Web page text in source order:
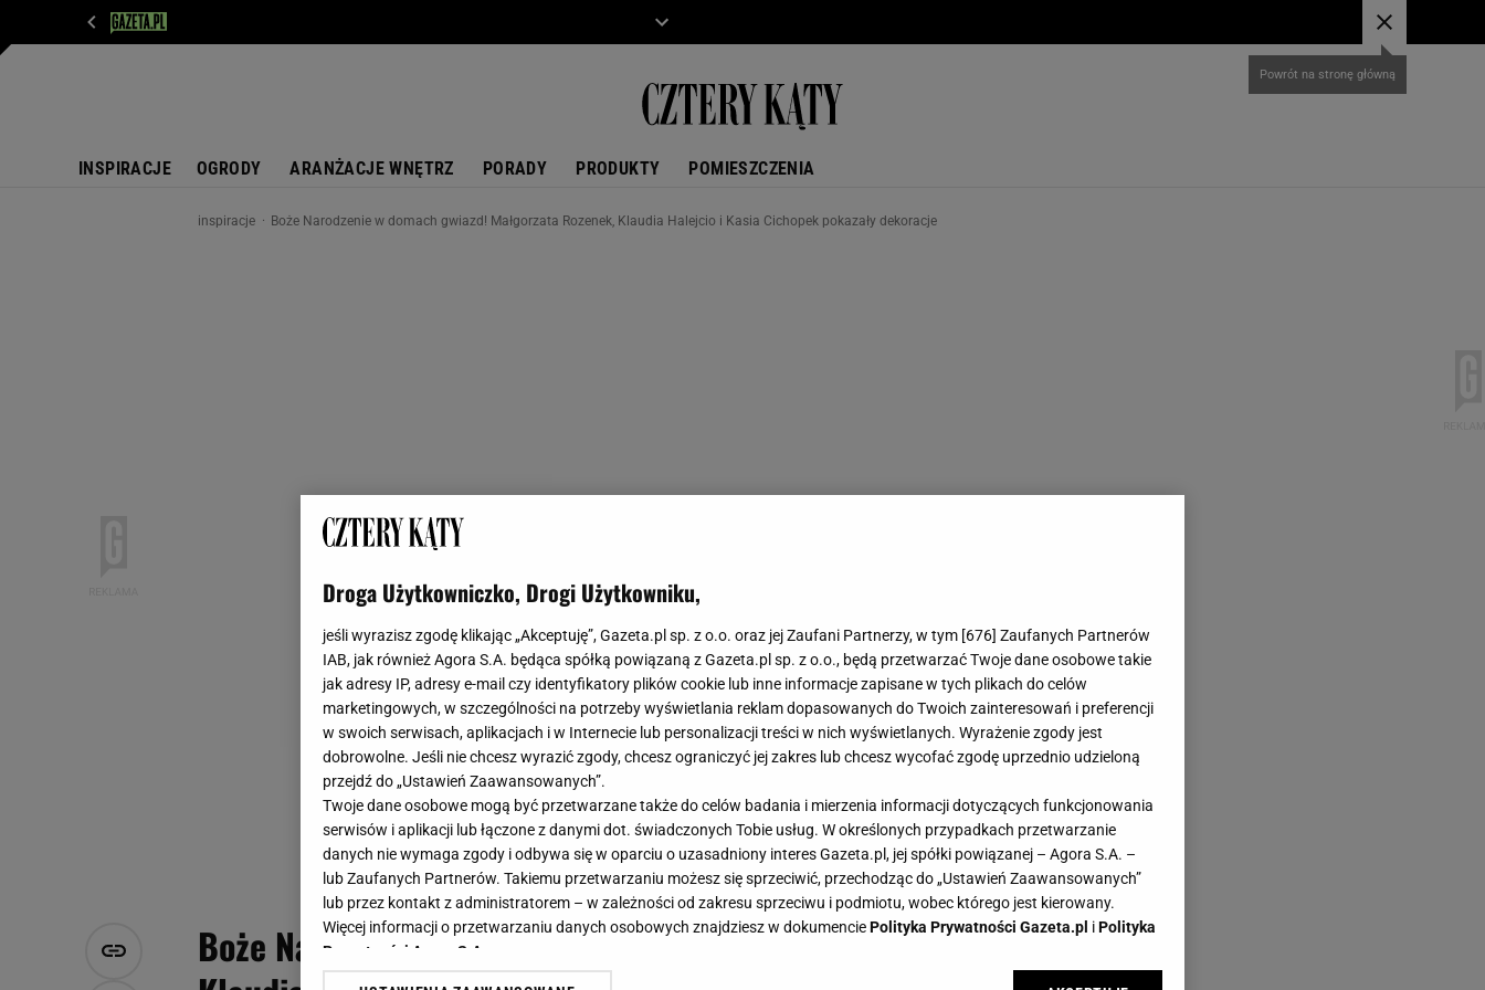
INSPIRACJE OGRODY ARANŻACJE WNĘTRZ PORADY PRODUKTY POMIESZCZENIA
inspiracje Boże Narodzenie w domach gwiazd! Małgorzata Rozenek, Klaudia Halejcio i Kasia Cichopek pokazały dekoracje
Boże Narodzenie w domach gwiazd! Małgorzata Rozenek,
Droga Użytkowniczko, Drogi Użytkowniku,
jeśli wyrazisz zgodę klikając „Akceptuję”, Gazeta.pl sp. z o.o. oraz jej Zaufani Partnerzy, w tym [676] Zaufanych Partnerów
IAB, jak również Agora S.A. będąca spółką powiązaną z Gazeta.pl sp. z o.o., będą przetwarzać Twoje dane osobowe takie
jak adresy IP, adresy e-mail czy identyfikatory plików cookie lub inne informacje zapisane w tych plikach do celów
marketingowych, w szczególności na potrzeby wyświetlania reklam dopasowanych do Twoich zainteresowań i preferencji
w swoich serwisach, aplikacjach i w Internecie lub personalizacji treści w nich wyświetlanych. Wyrażenie zgody jest
dobrowolne. Jeśli nie chcesz wyrazić zgody, chcesz ograniczyć jej zakres lub chcesz wycofać zgodę uprzednio udzieloną
przejdź do „Ustawień Zaawansowanych”.
Twoje dane osobowe mogą być przetwarzane także do celów badania i mierzenia informacji dotyczących funkcjonowania
serwisów i aplikacji lub łączone z danymi dot. świadczonych Tobie usług. W określonych przypadkach przetwarzanie
danych nie wymaga zgody i odbywa się w oparciu o uzasadniony interes Gazeta.pl, jej spółki powiązanej – Agora S.A. –
lub Zaufanych Partnerów. Takiemu przetwarzaniu możesz się sprzeciwić, przechodząc do „Ustawień Zaawansowanych”
lub przez kontakt z administratorem – w zależności od zakresu sprzeciwu i podmiotu, wobec którego jest kierowany.
Więcej informacji o przetwarzaniu danych osobowych znajdziesz w dokumenciePolityka Prywatności Gazeta.pl iPolityka
Prywatności Agora S.A.